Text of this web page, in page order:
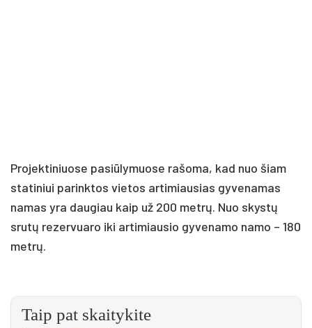
Projektiniuose pasiūlymuose rašoma, kad nuo šiam
statiniui parinktos vietos artimiausias gyvenamas
namas yra daugiau kaip už 200 metrų. Nuo skystų
srutų rezervuaro iki artimiausio gyvenamo namo – 180
metrų.
Taip pat skaitykite